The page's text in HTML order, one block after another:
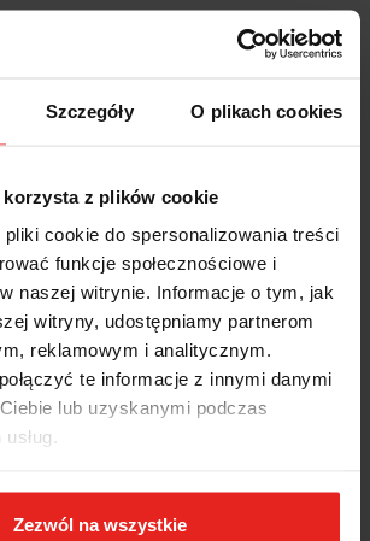
Szczegóły O plikach cookies
z plików cookie
cookie do spersonalizowania treści
funkcje społecznościowe i
naszej witrynie. Informacje o tym, jak
witryny, udostępniamy partnerom
reklamowym i analitycznym.
te informacje z innymi danymi
lub uzyskanymi podczas
Zezwól na wszystkie